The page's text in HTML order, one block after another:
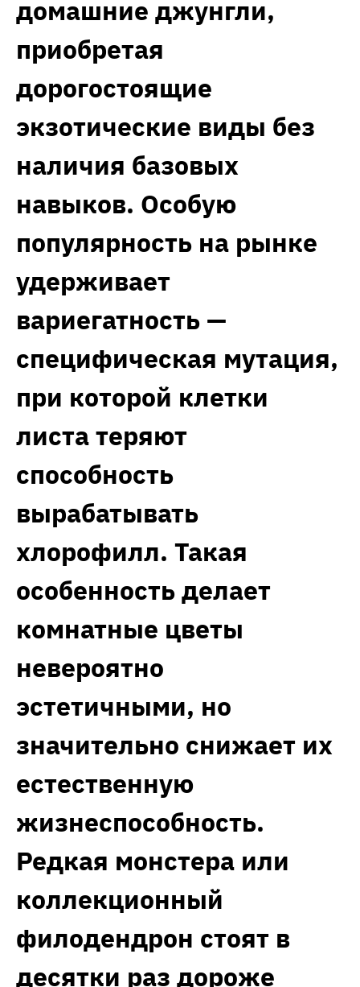
домашние джунгли,
приобретая
дорогостоящие
экзотические виды без
наличия базовых
навыков. Особую
популярность на рынке
удерживает
вариегатность —
специфическая мутация,
при которой клетки
листа теряют
способность
вырабатывать
хлорофилл. Такая
особенность делает
комнатные цветы
невероятно
эстетичными, но
значительно снижает их
естественную
жизнеспособность.
Редкая монстера или
коллекционный
филодендрон стоят в
десятки раз дороже